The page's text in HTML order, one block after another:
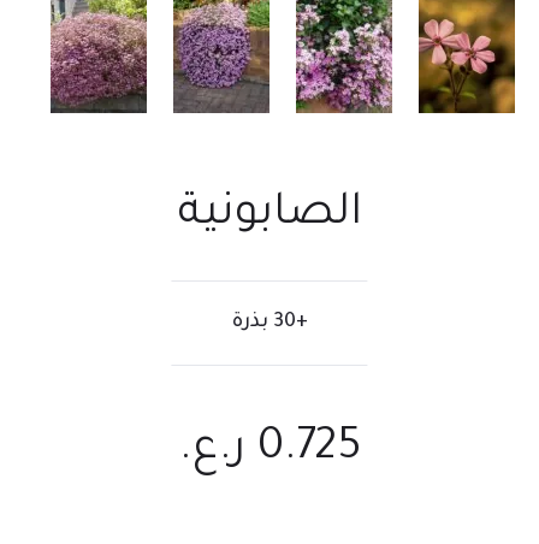
الصابونية
+30 بذرة
0.725 ر.ع.